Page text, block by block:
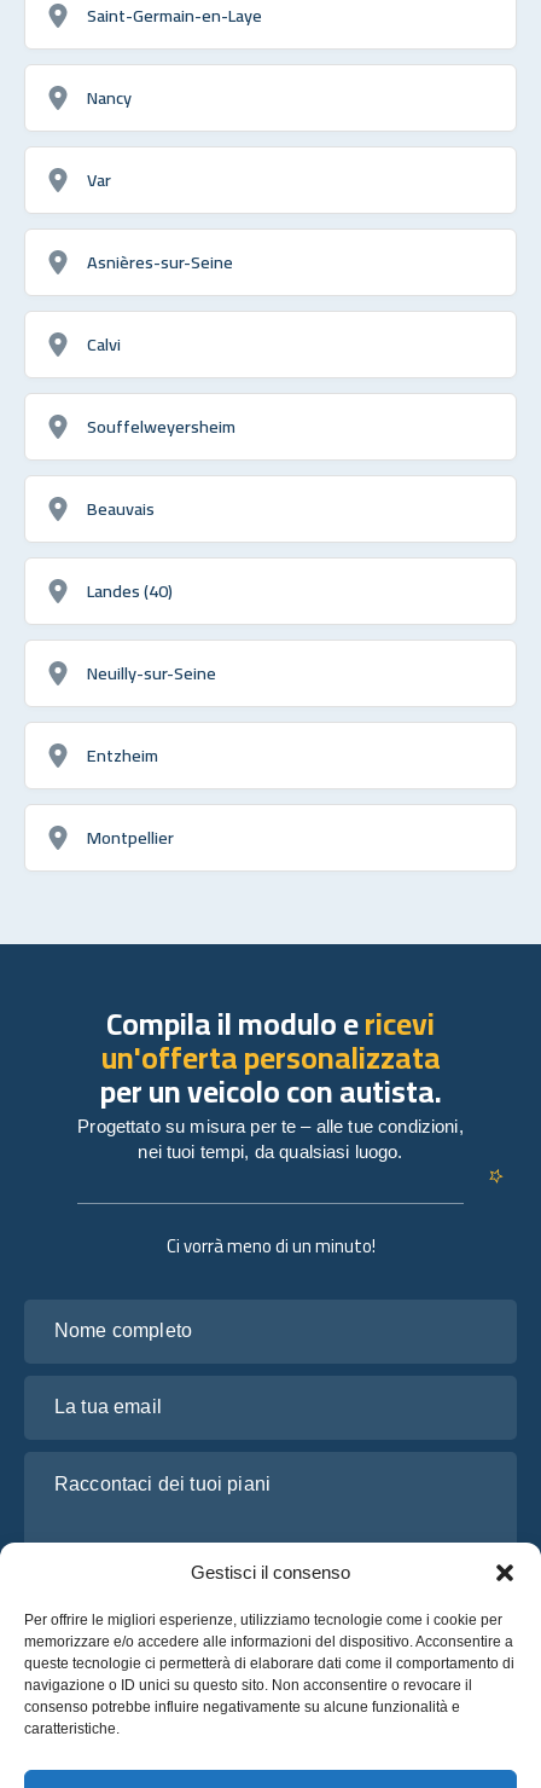
Gestisci il consenso
Per offrire le migliori esperienze, utilizziamo tecnologie come i cookie per
memorizzare e/o accedere alle informazioni del dispositivo. Acconsentire a
queste tecnologie ci permetterà di elaborare dati come il comportamento di
navigazione o ID unici su questo sito. Non acconsentire o revocare il
consenso potrebbe influire negativamente su alcune funzionalità e
caratteristiche.
Saint-Germain-en-Laye
Nancy
Var
Asnières-sur-Seine
Calvi
Souffelweyersheim
Beauvais
Landes (40)
Neuilly-sur-Seine
Entzheim
Montpellier
Ci vorrà meno di un minuto!
Ho letto e accetto l’Informativa sulla privacydi OsaBus
Richiedi un preventivo
Compila il modulo ericevi
un'offerta personalizzata
per un veicolo con autista.
Progettato su misura per te – alle tue condizioni,
nei tuoi tempi, da qualsiasi luogo.